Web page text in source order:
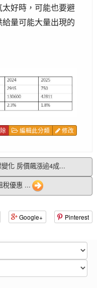
好時，可能也要避
量可能大量出現的
編輯此分類 修改
化 房價飆漲逾4成...
稅優惠 ...
Google+ Pinterest